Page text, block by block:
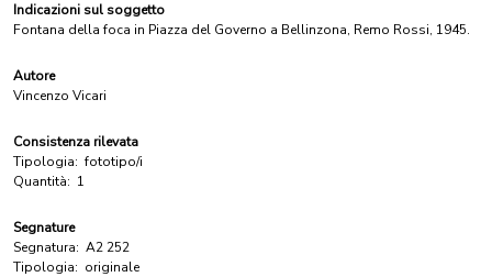
Indicazioni sul soggetto
Fontana della foca in Piazza del Governo a Bellinzona, Remo Rossi, 1945.
Autore
Vincenzo Vicari
Consistenza rilevata
Tipologia: fototipo/i
Quantità: 1
Segnature
Segnatura: A2 252
Tipologia: originale